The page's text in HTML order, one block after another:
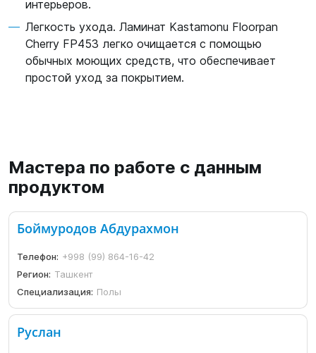
интерьеров.
Легкость ухода. Ламинат Kastamonu Floorpan
Cherry FP453 легко очищается с помощью
обычных моющих средств, что обеспечивает
простой уход за покрытием.
Мастера по работе с данным
продуктом
Боймуродов Абдурахмон
Телефон: +998 (99) 864-16-42
Регион: Ташкент
Специализация: Полы
Руслан